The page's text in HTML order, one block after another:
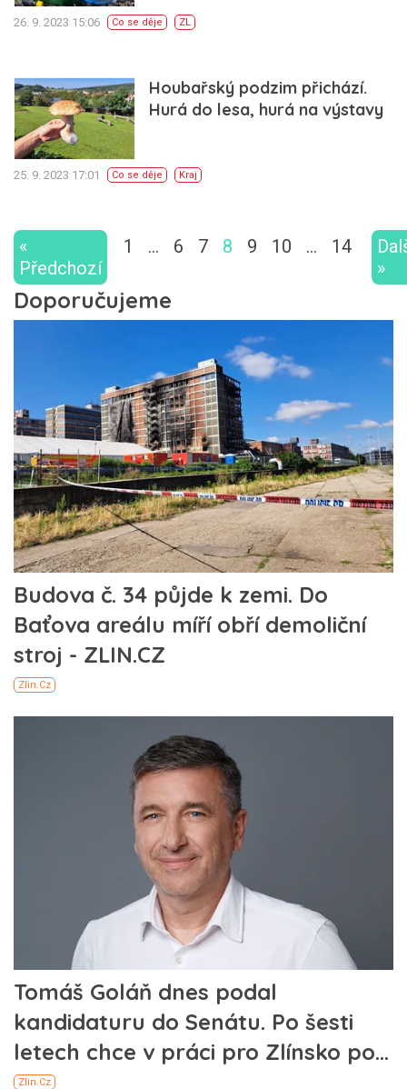
26. 9. 2023 15:06 Co se děje ZL
Houbařský podzim přichází.
Hurá do lesa, hurá na výstavy
25. 9. 2023 17:01 Co se děje Kraj
«
Předchozí
1 … 6 7 8 9 10 … 14
»